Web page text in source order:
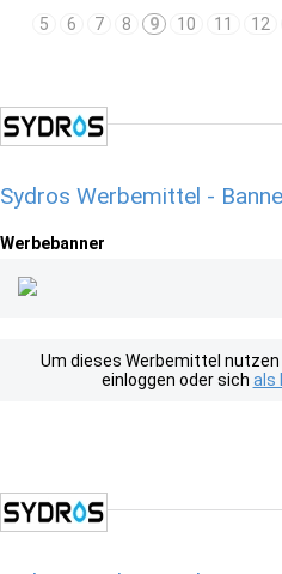
5
6 7 8 9 10 11 12
Sydros Werbemittel -
Werbebanner
Um dieses Werbemittel
einloggen oder sich als